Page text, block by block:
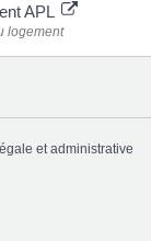
APL
logement
et administrative